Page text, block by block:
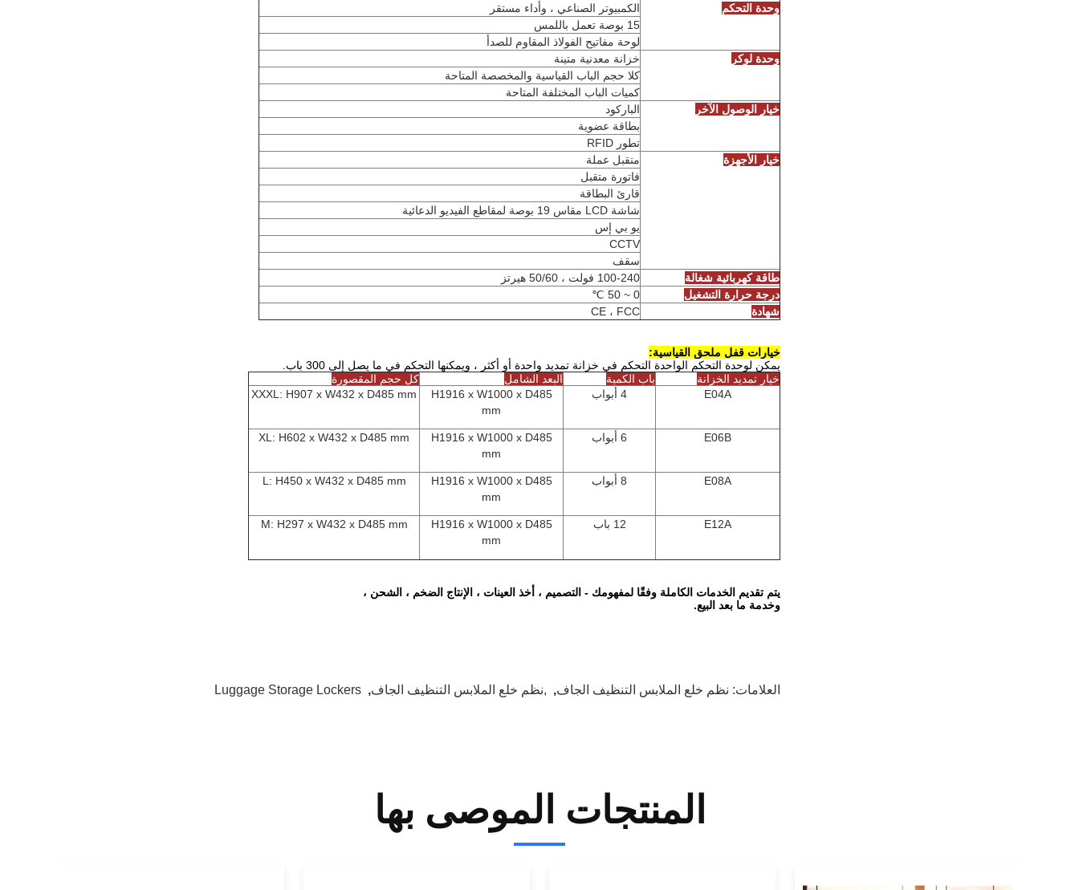
وحدة التحكم
الكمبيوتر الصناعي ، وأداء مستقر
15 بوصة تعمل باللمس
لوحة مفاتيح الفولاذ المقاوم للصدأ
وحدة لوكر
خزانة معدنية متينة
كلا حجم الباب القياسية والمخصصة المتاحة
كميات الباب المختلفة المتاحة
خيار الوصول الآخر
الباركود
بطاقة عضوية
تطور RFID
خيار الأجهزة
متقبل عملة
فاتورة متقبل
قارئ البطاقة
شاشة LCD مقاس 19 بوصة لمقاطع الفيديو الدعائية
يو بي إس
CCTV
سقف
طاقة كهربائية شغالة
100-240 فولت ، 50/60 هيرتز
درجة حرارة التشغيل
0 ~ 50 ℃
شهادة
CE ، FCC
خيارات قفل ملحق القياسية:
يمكن لوحدة التحكم الواحدة التحكم في خزانة تمديد واحدة أو أكثر ، ويمكنها التحكم في ما يصل إلى 300 باب.
خيار تمديد الخزانة
باب الكمية البعد الشامل
كل حجم المقصورة
E04A
4 أبواب
H1916 x W1000 x D485
mm
XXXL: H907 x W432 x D485 mm
E06B 6 أبواب
H1916 x W1000 x D485
mm
XL: H602 x W432 x D485 mm
E08A 8 أبواب
H1916 x W1000 x D485
mm
L: H450 x W432 x D485 mm
E12A 12 باب
H1916 x W1000 x D485
mm
M: H297 x W432 x D485 mm
يتم تقديم الخدمات الكاملة وفقًا لمفهومك - التصميم ، أخذ العينات ، الإنتاج الضخم ، الشحن ،
وخدمة ما بعد البيع.
العلامات: نظم خلع الملابس التنظيف الجاف, ,نظم خلع الملابس التنظيف الجاف,
Luggage Storage Lockers
المنتجات الموصى بها